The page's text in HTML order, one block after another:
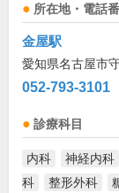
所在地・電話
金屋駅
愛知県名古屋市
052-793-3101
診療科目
内科 神経内科
科
整形外科